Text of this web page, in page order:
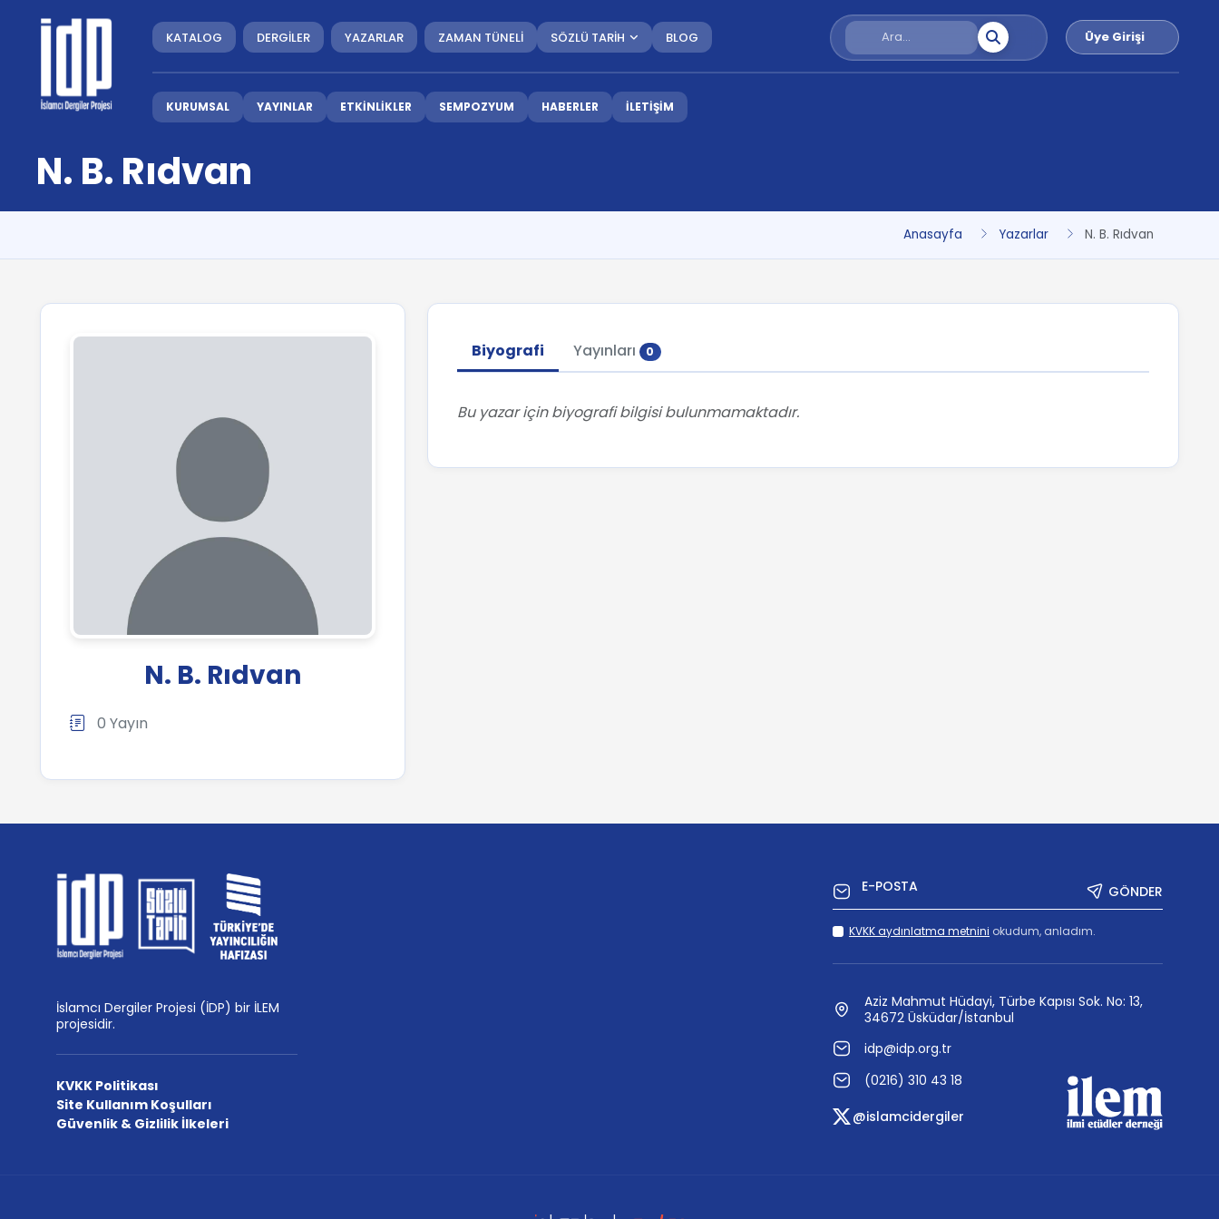
KATALOG DERGİLER YAZARLAR ZAMAN TÜNELİ SÖZLÜ TARİH BLOG Üye Girişi
KURUMSAL YAYINLAR ETKİNLİKLER SEMPOZYUM HABERLER İLETİŞİM
N. B. Rıdvan
Anasayfa Yazarlar N. B. Rıdvan
N. B. Rıdvan
0 Yayın
Biyografi Yayınları 0
Bu yazar için biyografi bilgisi bulunmamaktadır.
İslamcı Dergiler Projesi (İDP) bir İLEM
projesidir.
KVKK Politikası
Site Kullanım Koşulları
Güvenlik & Gizlilik İlkeleri
GÖNDER
KVKK aydınlatma metnini okudum, anladım.
Aziz Mahmut Hüdayi, Türbe Kapısı Sok. No: 13,
34672 Üsküdar/İstanbul
idp@idp.org.tr
(0216) 310 43 18
@islamcidergiler